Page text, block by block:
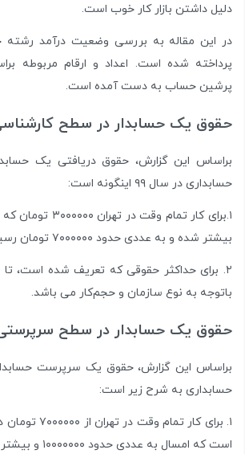
دلیل داشتن بازار کار خوب است.
در این مقاله به بررسی وضعیت درآمد رشته
پرداخته شده است. اعداد و ارقام مربوطه
پرشین حساب به دست آمده است.
حقوق یک حسابدار در سطح
براساس این گزارش، حقوق دریافتی یک
حسابداری در سال ۹۹ اینگونه است:
۱.برای کار تمام وقت
بیشتر شده و به عددی حدود ۷۰۰۰۰۰۰ تومان رسیده است.
باتوجه به نوع سازمان و حجم‌کار می باشد.
حقوق یک حسابدار در سطح
براساس این گزارش، حقوق یک سرپرست
حسابداری به شرح زیر است:
است که امسال به عددی حدود ۱۰۰۰۰۰۰۰ و بیشتر رسیده است.